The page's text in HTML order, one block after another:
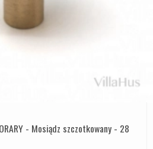
- Mosiądz szczotkowany - 28